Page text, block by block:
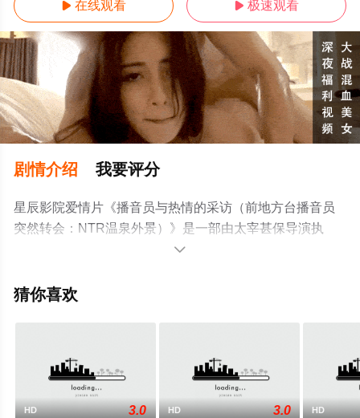
 在线观看  极速观看
剧情介绍 我要评分
星辰影院爱情片《播音员与热情的采访（前地方台播音员
突然转会：NTR温泉外景）》是一部由太宰甚保导演执
导，广濑由里等演员精彩演绎的日本电影，手机免费观看
移步至豆瓣电影、电视猫或剧情网等平台了解。

猜你喜欢
HD 3.0 HD 3.0 HD